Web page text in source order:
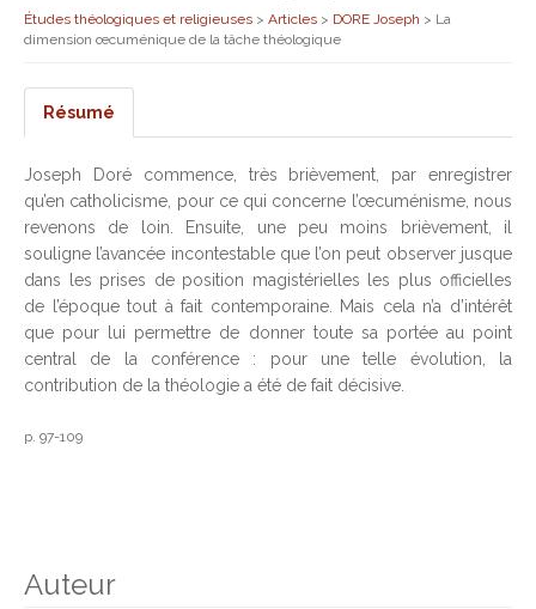
Études théologiques et religieuses > Articles > DORE Joseph > La
dimension œcuménique de la tâche théologique
Résumé
Joseph Doré commence, très brièvement, par enregistrer
qu’en catholicisme, pour ce qui concerne l’œcuménisme, nous
revenons de loin. Ensuite, une peu moins brièvement, il
souligne l’avancée incontestable que l’on peut observer jusque
dans les prises de position magistérielles les plus officielles
de l’époque tout à fait contemporaine. Mais cela n’a d’intérêt
que pour lui permettre de donner toute sa portée au point
central de la conférence : pour une telle évolution, la
contribution de la théologie a été de fait décisive.
p. 97-109
Auteur